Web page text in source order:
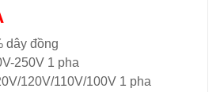
dây đồng
250V 1 pha
120V/110V/100V 1 pha